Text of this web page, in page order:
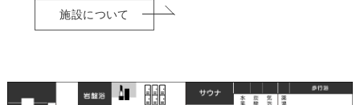
施設について